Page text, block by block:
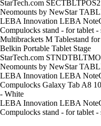
StarTech.com SECTBLTPOS2
Neomounts by NewStar
LEBA Innovation LEBA
Compulocks stand - for tablet
Multibrackets M Tablestand
Belkin Portable Tablet Stage
StarTech.com
Neomounts by NewStar
LEBA Innovation LEBA
Compulocks Galaxy Tab A8
- White
LEBA Innovation LEBA
Compulocks stand - for tablet